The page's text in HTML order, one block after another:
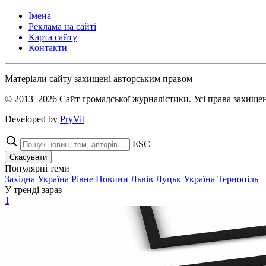
Імена
Реклама на сайті
Карта сайту
Контакти
Матеріали сайту захищені авторським правом
© 2013–2026 Сайт громадської журналістики. Усі права
Developed by PryVit
ESC
Скасувати
Популярні теми
Західна Україна Рівне Новини Львів Луцьк Україна Тернопіль
У тренді зараз
1